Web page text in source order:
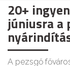
20+
júniusra a
A pezsgő